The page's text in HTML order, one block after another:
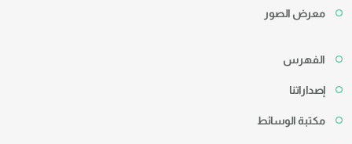
معرض الصور
الفهرس
إصداراتنا
مكتبة الوسائط